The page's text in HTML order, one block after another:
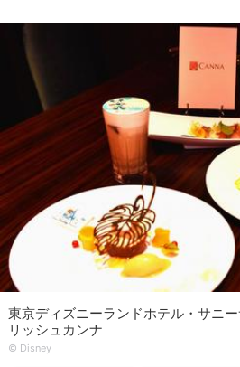
東京ディズニーランドホテル・サニ
リッシュカンナ
© Disney